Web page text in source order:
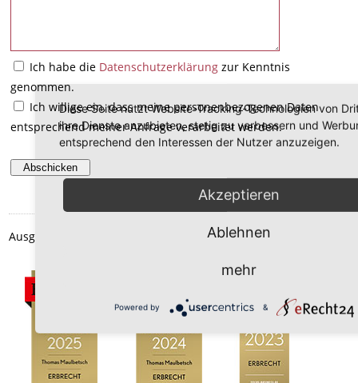
Ich habe die Datenschutzerklärung zur Kenntnis
genommen.
Ich willige ein, dass meine personenbezogenen Daten
entsprechend meiner Anfrage verarbeitet werden.
Ausgezeichnet durch:
Diese Seite nutzt Website-Tracking-Technologien von
ihre Dienste anzubieten, stetig zu verbessern und
entsprechend den Interessen der Nutzer anzuzeigen.
Akzeptieren
Ablehnen
mehr
Powered by &